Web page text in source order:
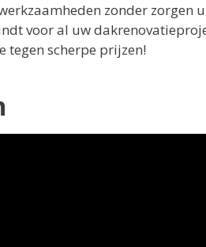
zonder zorgen
voor al uw
tegen scherpe prijzen!